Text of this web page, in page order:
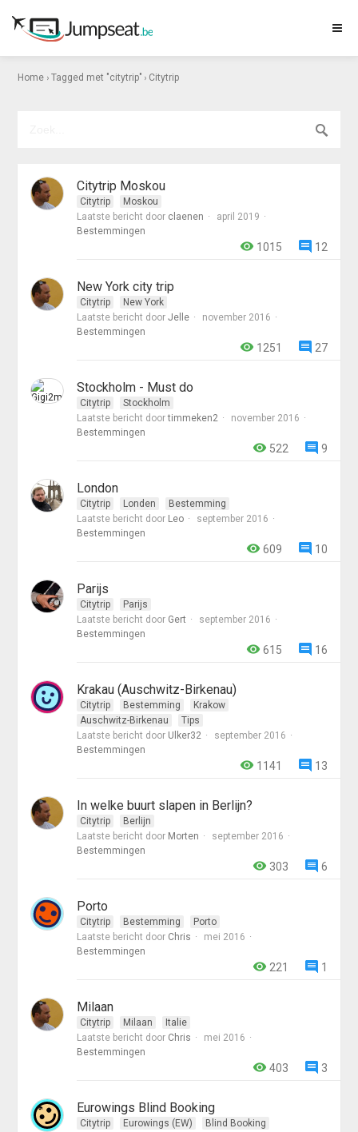
Home › Tagged met "citytrip" › Citytrip
Citytrip Moskou
Citytrip
Moskou
Laatste bericht door claenen
april 2019
Bestemmingen
12
1015
New York city trip
Citytrip
New York
Laatste bericht doorJelle
november 2016
Bestemmingen
27
1251
Stockholm - Must do
Citytrip
Stockholm
Laatste bericht doortimmeken2
november 2016
Bestemmingen
9
522
London
Citytrip Londen
Bestemming
Laatste bericht door Leo
september 2016
Bestemmingen
10
609
Parijs
Citytrip
Parijs
Laatste bericht door Gert
september 2016
Bestemmingen
16
615
Krakau (Auschwitz-Birkenau)
Citytrip Bestemming
Krakow
Auschwitz-Birkenau
Tips
Laatste bericht door Ulker32
september 2016
Bestemmingen
13
1141
In welke buurt slapen in Berlijn?
Citytrip
Berlijn
Laatste bericht door Morten
september 2016
Bestemmingen
6
303
Porto
Citytrip Bestemming
Porto
Laatste bericht door Chris
mei 2016
Bestemmingen
1
221
Milaan
Citytrip Milaan
Italie
Laatste bericht door Chris
mei 2016
Bestemmingen
3
403
Eurowings Blind Booking
Citytrip Eurowings (EW)
Blind Booking